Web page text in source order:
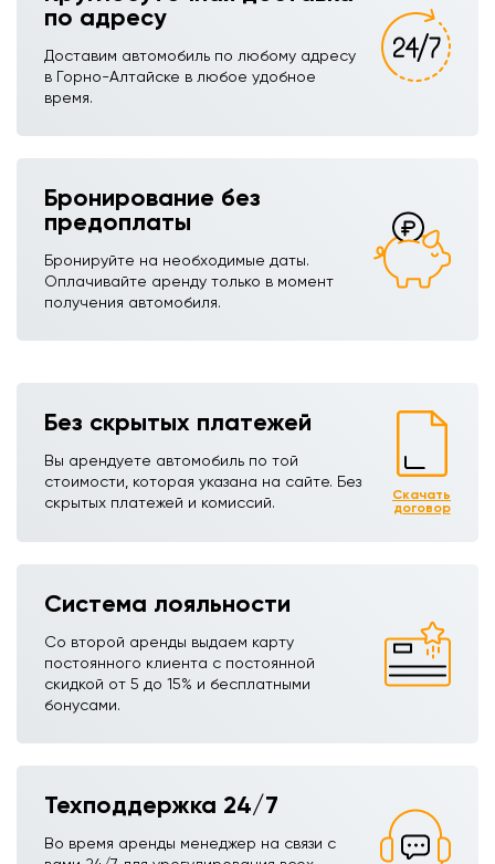
по адресу
Доставим автомобиль по любому адресу
в Горно-Алтайске в любое удобное
время.
Бронирование без
предоплаты
Бронируйте на необходимые даты.
Оплачивайте аренду только в момент
получения автомобиля.
Без скрытых платежей
Вы арендуете автомобиль по той
стоимости, которая указана на сайте. Без
скрытых платежей и комиссий.
Скачать
договор
Система лояльности
Со второй аренды выдаем карту
постоянного клиента с постоянной
скидкой от 5 до 15% и бесплатными
бонусами.
Техподдержка 24/7
Во время аренды менеджер на связи с